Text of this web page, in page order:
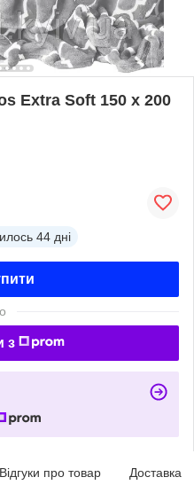
Extra Soft 150 x 200
44 дні
з
Відгуки про товар Доставка